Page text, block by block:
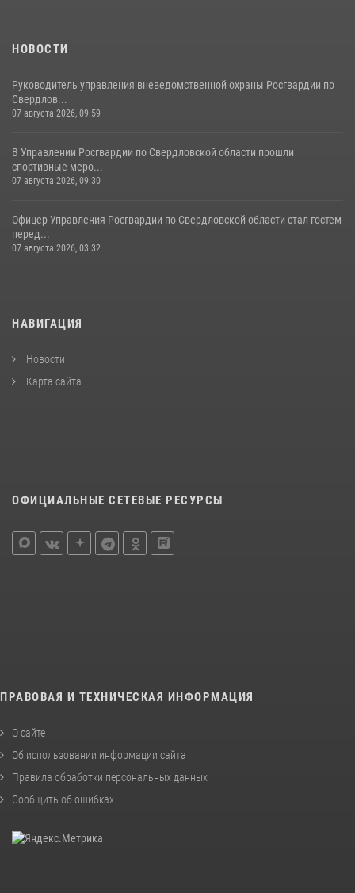
НОВОСТИ
Руководитель управления вневедомственной охраны Росгвардии по
Свердлов...
07 августа 2026, 09:59
В Управлении Росгвардии по Свердловской области прошли
спортивные меро...
07 августа 2026, 09:30
Офицер Управления Росгвардии по Свердловской области стал гостем
перед...
07 августа 2026, 03:32
НАВИГАЦИЯ
Новости
Карта сайта
ОФИЦИАЛЬНЫЕ СЕТЕВЫЕ РЕСУРСЫ
ПРАВОВАЯ И ТЕХНИЧЕСКАЯ ИНФОРМАЦИЯ
О сайте
Об использовании информации сайта
Правила обработки персональных данных
Сообщить об ошибках